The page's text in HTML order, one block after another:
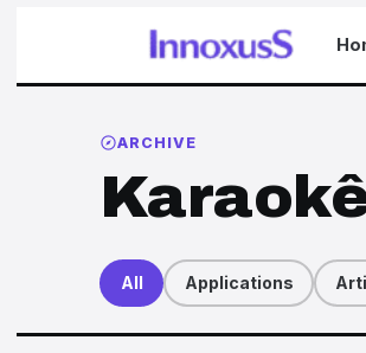
ARCHIVE
All Applications